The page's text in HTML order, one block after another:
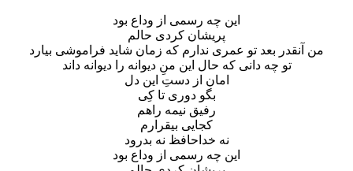
این چه رسمی از وداع بود
پریشان کردی حالم
من آنقدر بعد تو عمری ندارم که زمان شاید فراموشی بیارد
تو چه دانی که حال این منِ دیوانه را دیوانه داند
امان از دستِ این دل
بگو دوری تا کِی
رفیق نیمه راهم
کجایی بیقرارم
نه خداحافظ نه بدرود
این چه رسمی از وداع بود